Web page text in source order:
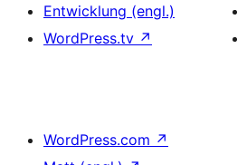
Entwicklung (engl.)
WordPress.tv ↗
WordPress.com ↗